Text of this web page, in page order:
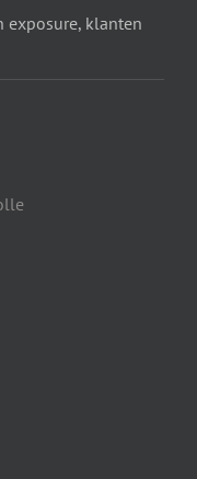
exposure, klanten